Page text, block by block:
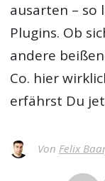
ausarten – so
Plugins. Ob
andere
Co. hier
erfährst Du
Von Felix